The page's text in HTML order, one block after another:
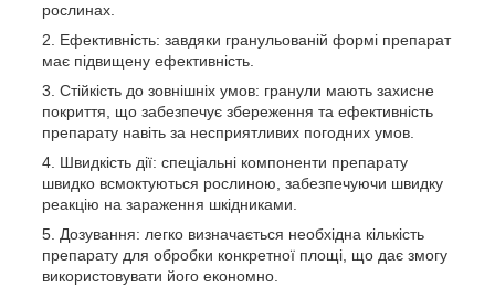
рослинах.
Ефективність: завдяки гранульованій формі препарат
має підвищену ефективність.
Стійкість до зовнішніх умов: гранули мають захисне
покриття, що забезпечує збереження та ефективність
препарату навіть за несприятливих погодних умов.
Швидкість дії: спеціальні компоненти препарату
швидко всмоктуються рослиною, забезпечуючи швидку
реакцію на зараження шкідниками.
Дозування: легко визначається необхідна кількість
препарату для обробки конкретної площі, що дає змогу
використовувати його економно.